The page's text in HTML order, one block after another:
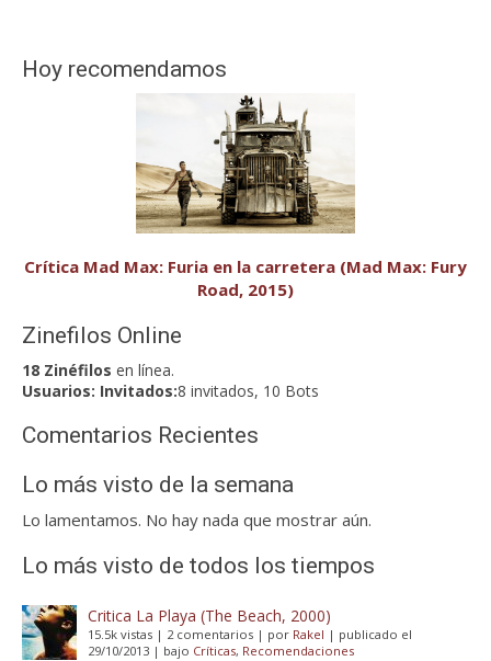
Hoy recomendamos
Crítica Mad Max: Furia en la carretera (Mad Max: Fury
Road, 2015)
Zinefilos Online
18 Zinéfilos en línea.
Usuarios: Invitados:8 invitados, 10 Bots
Comentarios Recientes
Lo más visto de la semana
Lo lamentamos. No hay nada que mostrar aún.
Lo más visto de todos los tiempos
Critica La Playa (The Beach, 2000)
15.5k vistas | 2 comentarios | por Rakel | publicado el
29/10/2013 | bajo Críticas, Recomendaciones